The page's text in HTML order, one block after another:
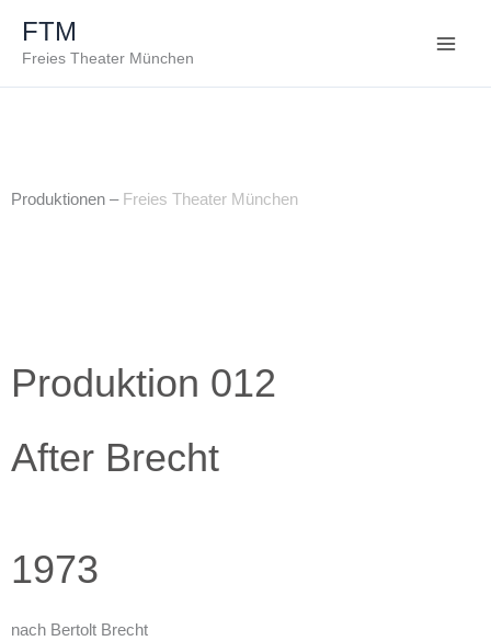
Inhalt
springen
FTM
Freies Theater München
Produktionen – Freies Theater München
Produktion 012
After Brecht
1973
nach Bertolt Brecht